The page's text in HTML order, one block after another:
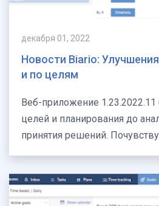
декабря 01, 2022
Новости Biario:
и по целям
Веб-приложение 1.23.2022.11 От постановки
целей и планирования до
принятия решений.